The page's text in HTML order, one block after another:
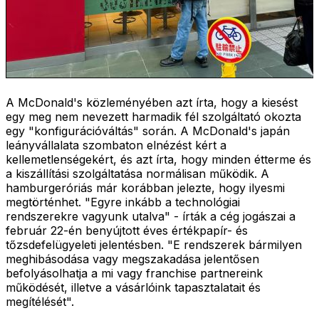
A McDonald's közleményében azt írta, hogy a kiesést
egy meg nem nevezett harmadik fél szolgáltató okozta
egy "konfigurációváltás" során. A McDonald's japán
leányvállalata szombaton elnézést kért a
kellemetlenségekért, és azt írta, hogy minden étterme és
a kiszállítási szolgáltatása normálisan működik. A
hamburgeróriás már korábban jelezte, hogy ilyesmi
megtörténhet. "Egyre inkább a technológiai
rendszerekre vagyunk utalva" - írták a cég jogászai a
február 22-én benyújtott éves értékpapír- és
tőzsdefelügyeleti jelentésben. "E rendszerek bármilyen
meghibásodása vagy megszakadása jelentősen
befolyásolhatja a mi vagy franchise partnereink
működését, illetve a vásárlóink tapasztalatait és
megítélését".